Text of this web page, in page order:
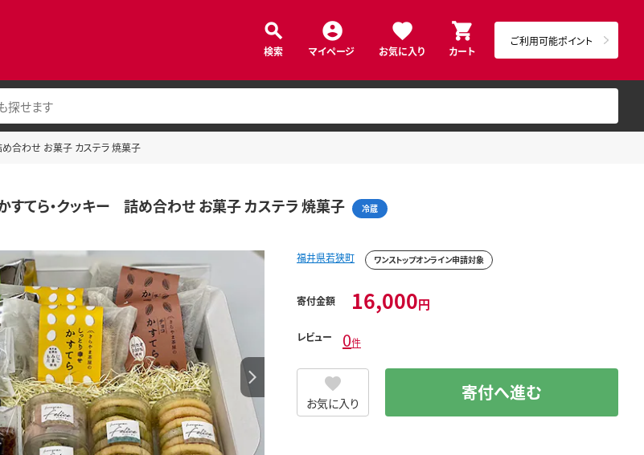
検索 マイページ お気に入り カート
ご利用可能ポイント
合わせ お菓子 カステラ 焼菓子
すてら・クッキー 詰め合わせ お菓子 カステラ 焼菓子 冷蔵
福井県若狭町 ワンストップオンライン申請対象
寄付金額 16,000円
レビュー 0件
お気に入り 寄付へ進む